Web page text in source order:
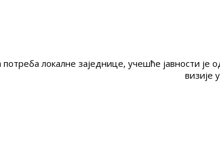
локалне заједнице, учешће јавности
визије